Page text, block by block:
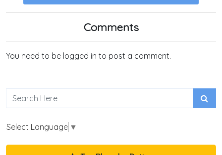
Comments
You need to be logged in to post a comment.
Select Language ▼